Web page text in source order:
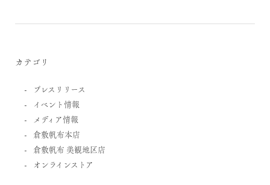
カテゴリ
プレスリリース
イベント情報
メディア情報
倉敷帆布本店
倉敷帆布 美観地区店
オンラインストア